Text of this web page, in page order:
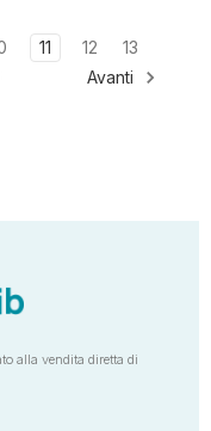
11 12
13
Avanti
alla vendita diretta di